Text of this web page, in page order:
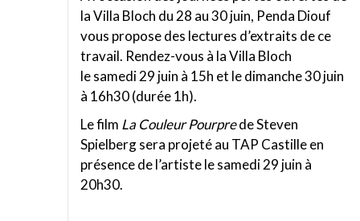
la Villa Bloch du 28 au 30 juin, Penda Diouf
vous propose des lectures d’extraits de ce
travail. Rendez-vous à la Villa Bloch
le samedi 29 juin à 15h et le dimanche 30 juin
à 16h30 (durée 1h).
Le film La Couleur Pourprede Steven
Spielberg sera projeté au TAP Castille en
présence de l’artiste le samedi 29 juin à
20h30.